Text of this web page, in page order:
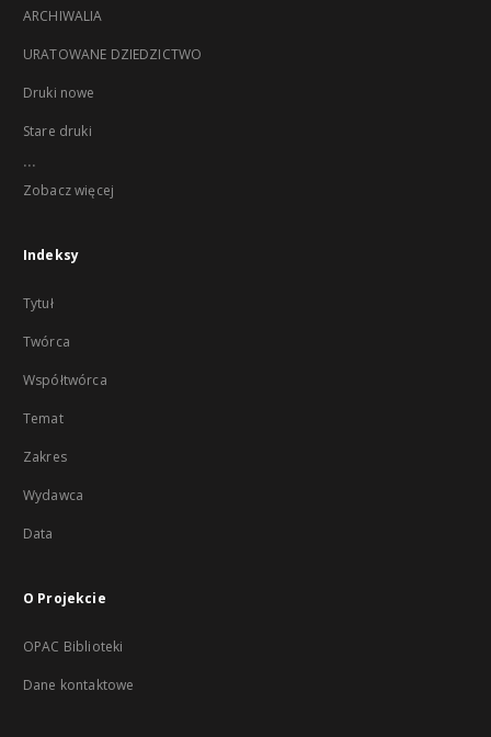
ARCHIWALIA
URATOWANE DZIEDZICTWO
Druki nowe
Stare druki
...
Zobacz więcej
Indeksy
Tytuł
Twórca
Współtwórca
Temat
Zakres
Wydawca
Data
O Projekcie
OPAC Biblioteki
Dane kontaktowe